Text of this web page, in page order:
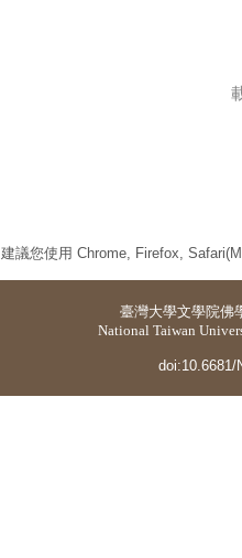
建議您使用 Chrome, Firefox,
臺灣大學文學院佛
National Taiwan
doi:10.6681/